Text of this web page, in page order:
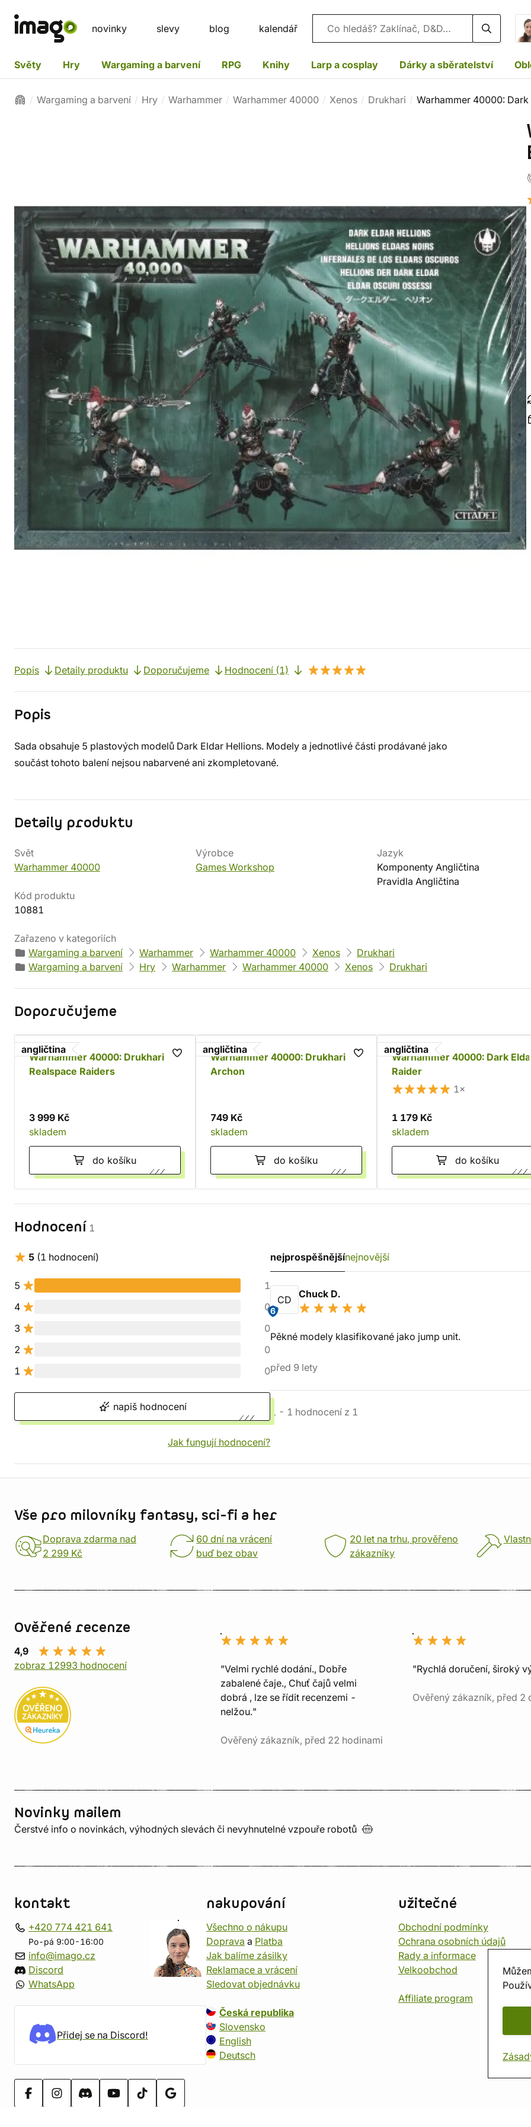
novinky slevy blog kalendář Vyhledávání
Světy Hry Wargaming a barvení RPG Knihy Larp a cosplay Dárky a sběratelství
Wargaming a barvení Hry Warhammer Warhammer 40000 Xenos Drukhari Warhammer 40000:
Popis Detaily produktu Doporučujeme Hodnocení (1)
Popis
Sada obsahuje 5 plastových modelů Dark Eldar Hellions. Modely a jednotlivé části prodávané jako
součást tohoto balení nejsou nabarvené ani zkompletované.
Detaily produktu
Svět
Warhammer 40000
Výrobce
Games Workshop
Jazyk
Komponenty Angličtina
Pravidla Angličtina
Kód produktu
10881
Zařazeno v kategoriích
Wargaming a barvení
Warhammer Warhammer 40000 Xenos
Drukhari
Wargaming a barvení
Hry Warhammer Warhammer 40000 Xenos Drukhari
Doporučujeme
angličtina
Warhammer 40000: Drukhari
Realspace Raiders
3 999 Kč
skladem
do košíku
angličtina
Warhammer 40000: Drukhari
Archon
749 Kč
skladem
do košíku
angličtina
Warhammer 40000: Dark Eldar
Raider
1×
1 179 Kč
skladem
do košíku
Hodnocení 1
5 (1 hodnocení)
5
1
4
0
3
0
2
0
1
0
napiš hodnocení
Jak fungují hodnocení?
nejprospěšnějšínejnovější
CD
6
Chuck D.
Pěkné modely klasifikované jako jump unit.
před 9 lety
1 - 1 hodnocení z 1
Vše pro milovníky fantasy, sci-fi a her
Doprava zdarma nad
2 299 Kč
60 dní na vrácení
buď bez obav
20 let na trhu, prověřeno
zákazníky
Ověřené recenze
4,9
zobraz 12993 hodnocení
"Velmi rychlé dodání., Dobře
zabalené čaje., Chuť čajů velmi
dobrá , lze se řídit recenzemi -
nelžou."
Ověřený zákazník, před 22 hodinami
"Rychlá doručení, široký
Ověřený zákazník, před 2
Novinky mailem
Čerstvé info o novinkách, výhodných slevách či nevyhnutelné vzpouře robotů
kontakt
+420 774 421 641
Po-pá 9:00-16:00
info@imago.cz
Discord
WhatsApp
Přidej se na Discord!
nakupování
Všechno o nákupu
Doprava a Platba
Jak balíme zásilky
Reklamace a vrácení
Sledovat objednávku
Česká republika
Slovensko
English
Deutsch
užitečné
Obchodní podmínky
Ochrana osobních údajů
Rady a informace
Velkoobchod
Affiliate program